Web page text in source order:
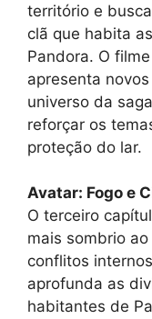
território e
clã que habita
Pandora. O
apresenta
universo da
reforçar os
proteção do lar.
Avatar: Fogo e
O terceiro
mais sombrio ao
conflitos
aprofunda as
habitantes de